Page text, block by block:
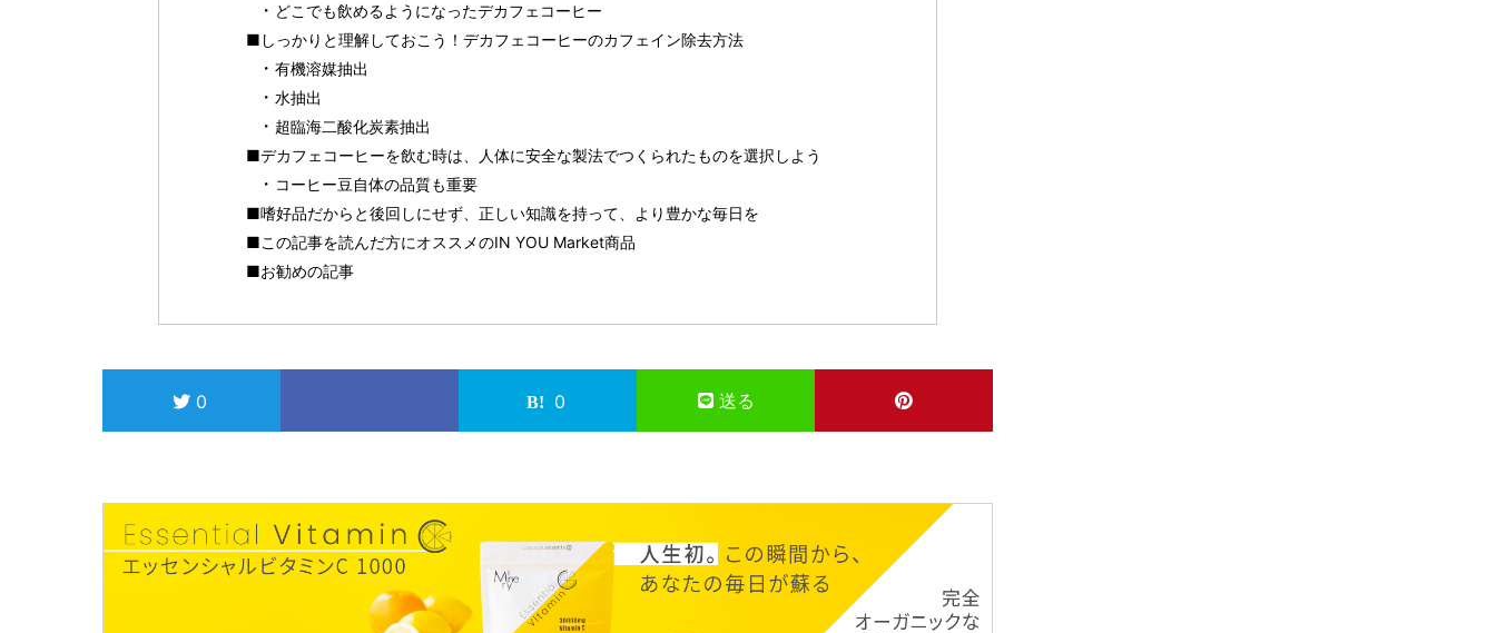
どこでも飲めるようになったデカフェコーヒー
■しっかりと理解しておこう！デカフェコーヒーのカフェイン除去方法
有機溶媒抽出
水抽出
超臨海二酸化炭素抽出
■デカフェコーヒーを飲む時は、人体に安全な製法でつくられたものを選択しよう
コーヒー豆自体の品質も重要
■嗜好品だからと後回しにせず、正しい知識を持って、より豊かな毎日を
■この記事を読んだ方にオススメのIN YOU Market商品
■お勧めの記事
0 0 送る